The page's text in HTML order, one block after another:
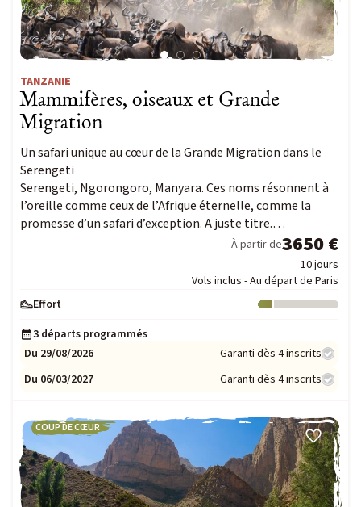
TANZANIE
Mammifères, oiseaux et Grande
Migration
Un safari unique au cœur de la Grande Migration dans le
Serengeti
Serengeti, Ngorongoro, Manyara. Ces noms résonnent à
l’oreille comme ceux de l’Afrique éternelle, comme la
promesse d’un safari d’exception. A juste titre.…
À partir de3650 €
10 jours
Vols inclus - Au départ de Paris
Effort
Niveau : 1
3 départs programmés
Du 29/08/2026
Garanti dès 4 inscrits
Du 06/03/2027
Garanti dès 4 inscrits
COUP DE CŒUR